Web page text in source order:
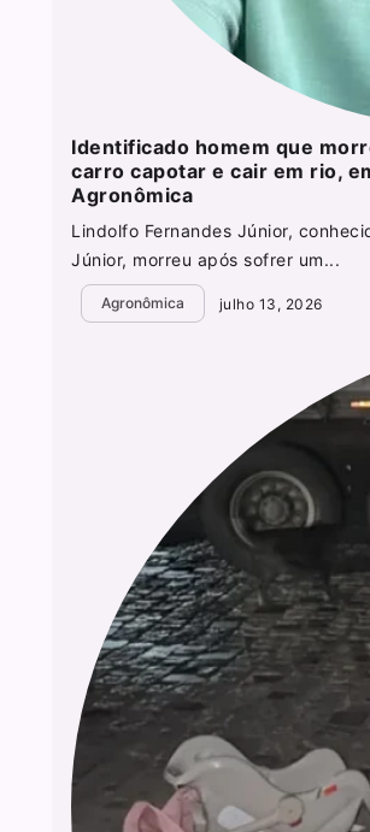
Identificado homem que
carro capotar e cair em rio,
Agronômica
Lindolfo Fernandes Júnior,
Júnior, morreu após sofrer um...
Agronômica julho 13, 2026